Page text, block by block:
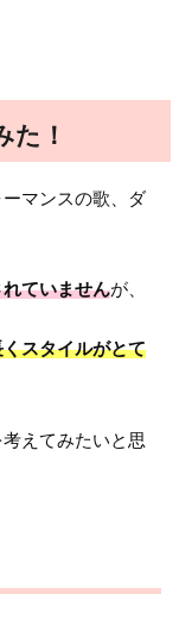
た！
マンスの歌、ダ
ていませんが、
スタイルがとて
えてみたいと思